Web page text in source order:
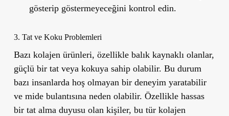
gösterip göstermeyeceğini kontrol edin.
3. Tat ve Koku Problemleri
Bazı kolajen ürünleri, özellikle balık kaynaklı olanlar,
güçlü bir tat veya kokuya sahip olabilir. Bu durum
bazı insanlarda hoş olmayan bir deneyim yaratabilir
ve mide bulantısına neden olabilir. Özellikle hassas
bir tat alma duyusu olan kişiler, bu tür kolajen